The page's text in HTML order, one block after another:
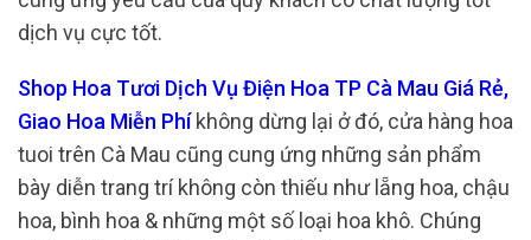
dịch vụ cực tốt.
Shop Hoa Tươi Dịch Vụ Điện Hoa TP Cà Mau Giá Rẻ,
Giao Hoa Miễn Phíkhông dừng lại ở đó, cửa hàng hoa
tuoi trên Cà Mau cũng cung ứng những sản phẩm
bày diễn trang trí không còn thiếu như lẵng hoa, chậu
hoa, bình hoa & những một số loại hoa khô. Chúng